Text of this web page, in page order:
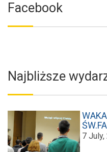
Facebook
Najbliższe
7 July,